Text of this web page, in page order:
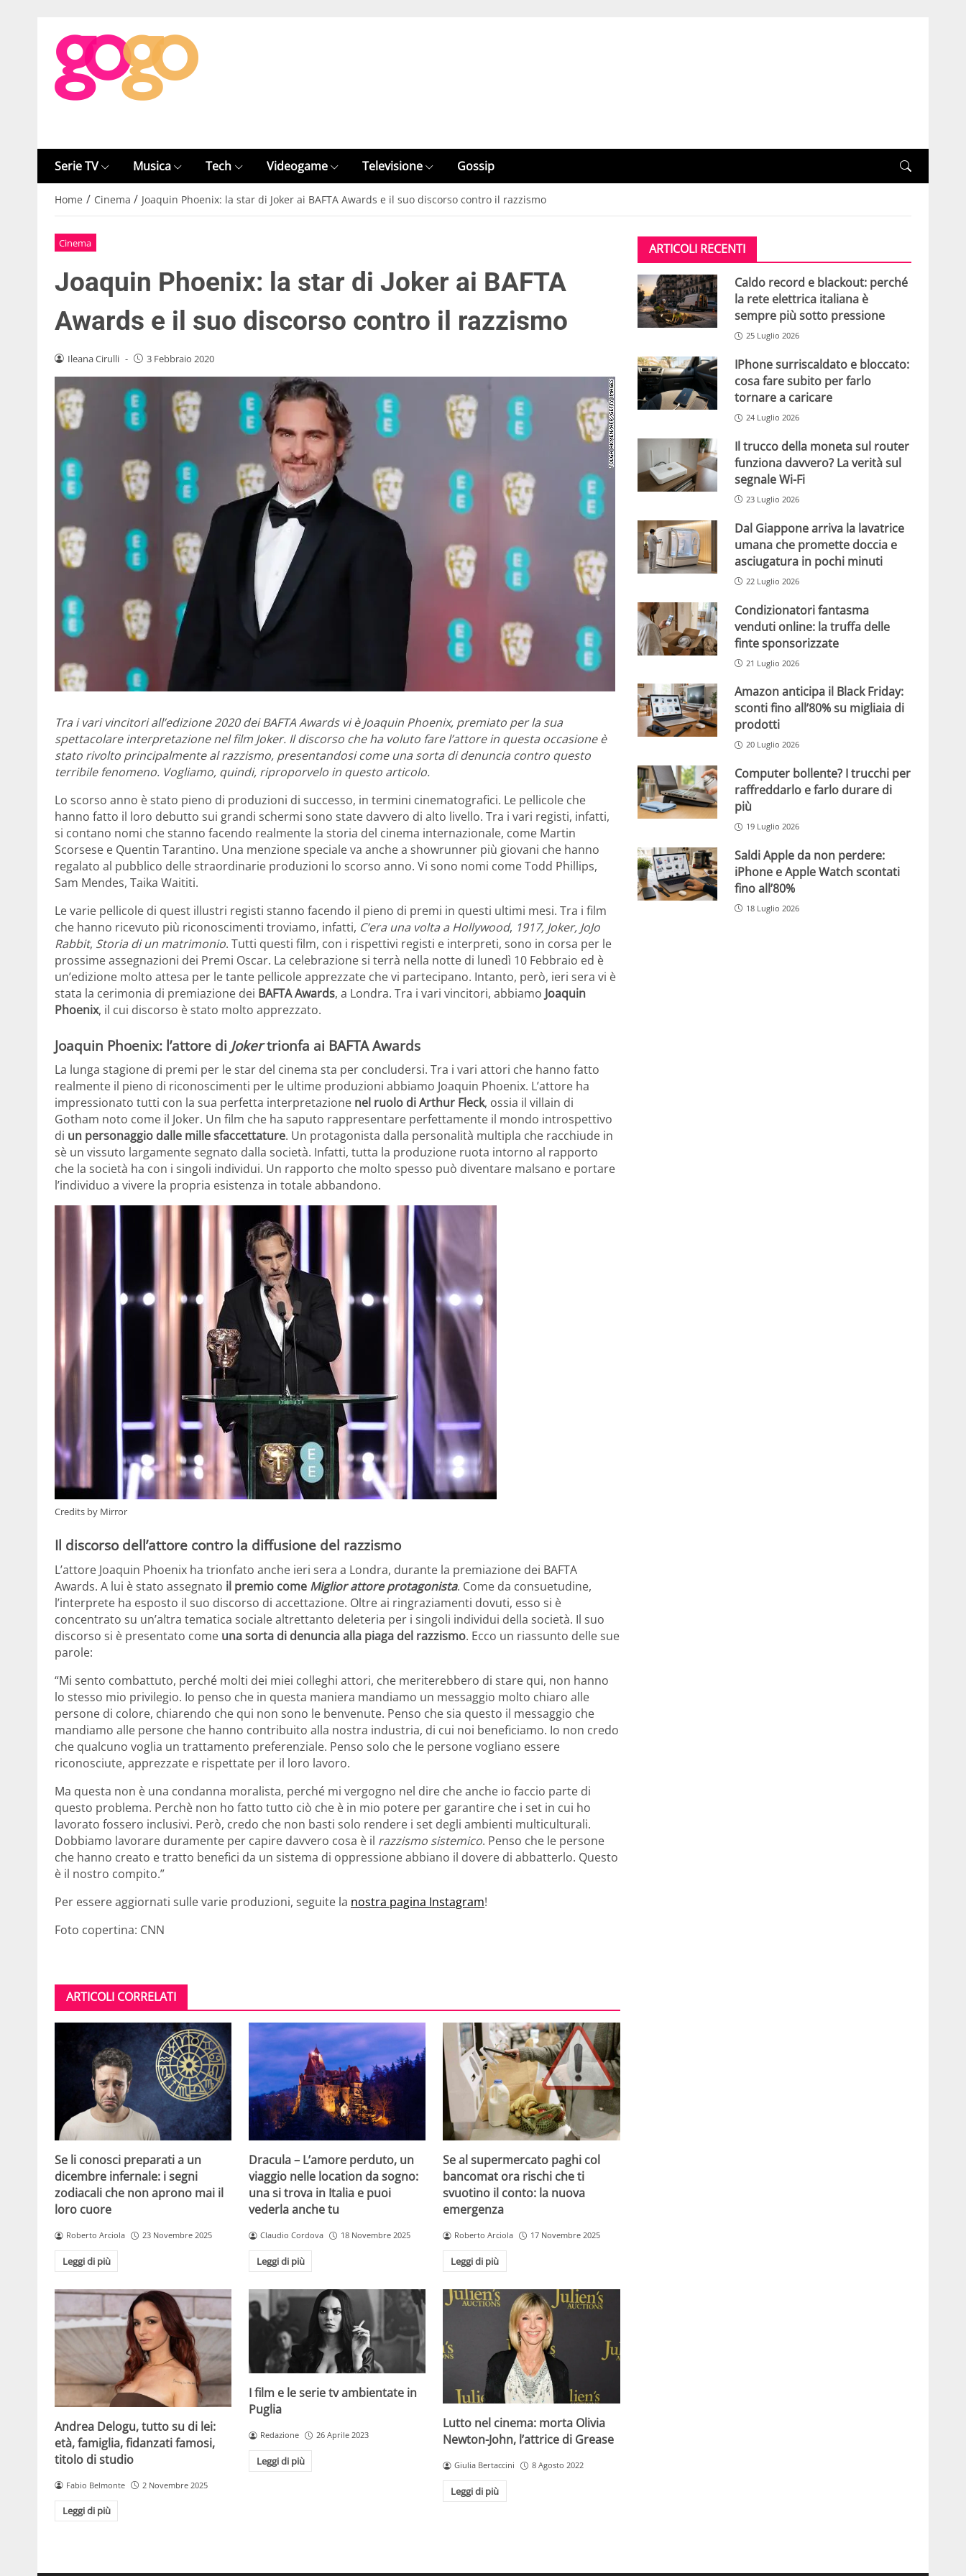
Serie TV Musica Tech Videogame Televisione Gossip
Home / Cinema / Joaquin Phoenix: la star di Joker ai BAFTA Awards e il suo discorso contro il razzismo
Cinema
Joaquin Phoenix: la star di Joker ai BAFTA
Awards e il suo discorso contro il razzismo
Ileana Cirulli - 3 Febbraio 2020
Tra i vari vincitori all’edizione 2020 dei BAFTA Awards vi è Joaquin Phoenix, premiato per la sua
spettacolare interpretazione nel film Joker. Il discorso che ha voluto fare l’attore in questa occasione è
stato rivolto principalmente al razzismo, presentandosi come una sorta di denuncia contro questo
terribile fenomeno. Vogliamo, quindi, riproporvelo in questo articolo.
Lo scorso anno è stato pieno di produzioni di successo, in termini cinematografici. Le pellicole che
hanno fatto il loro debutto sui grandi schermi sono state davvero di alto livello. Tra i vari registi, infatti,
si contano nomi che stanno facendo realmente la storia del cinema internazionale, come Martin
Scorsese e Quentin Tarantino. Una menzione speciale va anche a showrunner più giovani che hanno
regalato al pubblico delle straordinarie produzioni lo scorso anno. Vi sono nomi come Todd Phillips,
Sam Mendes, Taika Waititi.
Le varie pellicole di quest illustri registi stanno facendo il pieno di premi in questi ultimi mesi. Tra i film
che hanno ricevuto più riconoscimenti troviamo, infatti, C’era una volta a Hollywood, 1917, Joker, JoJo
Rabbit, Storia di un matrimonio. Tutti questi film, con i rispettivi registi e interpreti, sono in corsa per le
prossime assegnazioni dei Premi Oscar. La celebrazione si terrà nella notte di lunedì 10 Febbraio ed è
un’edizione molto attesa per le tante pellicole apprezzate che vi partecipano. Intanto, però, ieri sera vi è
stata la cerimonia di premiazione dei BAFTA Awards, a Londra. Tra i vari vincitori, abbiamo Joaquin
Phoenix, il cui discorso è stato molto apprezzato.
Joaquin Phoenix: l’attore di Jokertrionfa ai BAFTA Awards
La lunga stagione di premi per le star del cinema sta per concludersi. Tra i vari attori che hanno fatto
realmente il pieno di riconoscimenti per le ultime produzioni abbiamo Joaquin Phoenix. L’attore ha
impressionato tutti con la sua perfetta interpretazione nel ruolo di Arthur Fleck, ossia il villain di
Gotham noto come il Joker. Un film che ha saputo rappresentare perfettamente il mondo introspettivo
di un personaggio dalle mille sfaccettature. Un protagonista dalla personalità multipla che racchiude in
sè un vissuto largamente segnato dalla società. Infatti, tutta la produzione ruota intorno al rapporto
che la società ha con i singoli individui. Un rapporto che molto spesso può diventare malsano e portare
l’individuo a vivere la propria esistenza in totale abbandono.
Credits by Mirror
Il discorso dell’attore contro la diffusione del razzismo
L’attore Joaquin Phoenix ha trionfato anche ieri sera a Londra, durante la premiazione dei BAFTA
Awards. A lui è stato assegnato il premio come Miglior attore protagonista. Come da consuetudine,
l’interprete ha esposto il suo discorso di accettazione. Oltre ai ringraziamenti dovuti, esso si è
concentrato su un’altra tematica sociale altrettanto deleteria per i singoli individui della società. Il suo
discorso si è presentato come una sorta di denuncia alla piaga del razzismo. Ecco un riassunto delle sue
parole:
“Mi sento combattuto, perché molti dei miei colleghi attori, che meriterebbero di stare qui, non hanno
lo stesso mio privilegio. Io penso che in questa maniera mandiamo un messaggio molto chiaro alle
persone di colore, chiarendo che qui non sono le benvenute. Penso che sia questo il messaggio che
mandiamo alle persone che hanno contribuito alla nostra industria, di cui noi beneficiamo. Io non credo
che qualcuno voglia un trattamento preferenziale. Penso solo che le persone vogliano essere
riconosciute, apprezzate e rispettate per il loro lavoro.
Ma questa non è una condanna moralista, perché mi vergogno nel dire che anche io faccio parte di
questo problema. Perchè non ho fatto tutto ciò che è in mio potere per garantire che i set in cui ho
lavorato fossero inclusivi. Però, credo che non basti solo rendere i set degli ambienti multiculturali.
Dobbiamo lavorare duramente per capire davvero cosa è il razzismo sistemico. Penso che le persone
che hanno creato e tratto benefici da un sistema di oppressione abbiano il dovere di abbatterlo. Questo
è il nostro compito.”
Per essere aggiornati sulle varie produzioni, seguite la nostra pagina Instagram!
Foto copertina: CNN
ARTICOLI CORRELATI
Se li conosci preparati a un
dicembre infernale: i segni
zodiacali che non aprono mai il
loro cuore
Roberto Arciola 23 Novembre 2025
Leggi di più
Dracula – L’amore perduto, un
viaggio nelle location da sogno:
una si trova in Italia e puoi
vederla anche tu
Claudio Cordova 18 Novembre 2025
Leggi di più
Se al supermercato paghi col
bancomat ora rischi che ti
svuotino il conto: la nuova
emergenza
Roberto Arciola 17 Novembre 2025
Leggi di più
Andrea Delogu, tutto su di lei:
età, famiglia, fidanzati famosi,
titolo di studio
Fabio Belmonte 2 Novembre 2025
Leggi di più
I film e le serie tv ambientate in
Puglia
Redazione 26 Aprile 2023
Leggi di più
Lutto nel cinema: morta Olivia
Newton-John, l’attrice di Grease
Giulia Bertaccini 8 Agosto 2022
Leggi di più
ARTICOLI RECENTI
Caldo record e blackout: perché
la rete elettrica italiana è
sempre più sotto pressione
25 Luglio 2026
IPhone surriscaldato e bloccato:
cosa fare subito per farlo
tornare a caricare
24 Luglio 2026
Il trucco della moneta sul router
funziona davvero? La verità sul
segnale Wi-Fi
23 Luglio 2026
Dal Giappone arriva la lavatrice
umana che promette doccia e
asciugatura in pochi minuti
22 Luglio 2026
Condizionatori fantasma
venduti online: la truffa delle
finte sponsorizzate
21 Luglio 2026
Amazon anticipa il Black Friday:
sconti fino all’80% su migliaia di
prodotti
20 Luglio 2026
Computer bollente? I trucchi per
raffreddarlo e farlo durare di
più
19 Luglio 2026
Saldi Apple da non perdere:
iPhone e Apple Watch scontati
fino all’80%
18 Luglio 2026